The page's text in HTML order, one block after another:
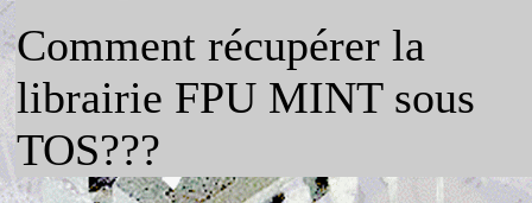
Comment récupérer la
librairie FPU MINT sous
TOS???